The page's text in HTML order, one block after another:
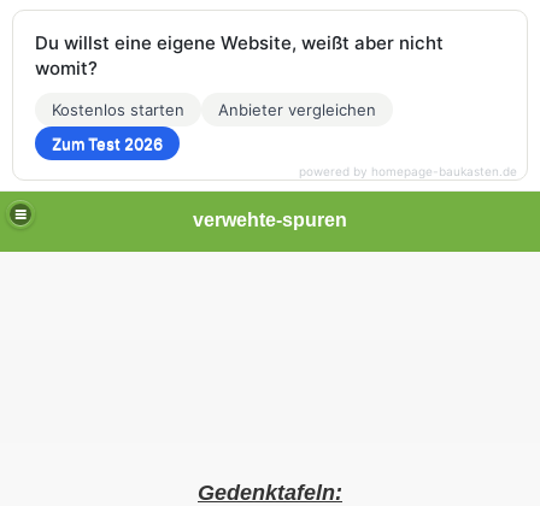
verwehte-spuren
Gedenktafeln:
Du willst eine eigene Website, weißt aber nicht
womit?
Kostenlos starten
Anbieter vergleichen
Zum Test 2026
powered by homepage-baukasten.de